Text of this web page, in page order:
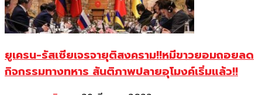
ยูเครน-รัสเซียเจรจายุติสงคราม!!หมีขาวยอมถอยลด
กิจกรรมทางทหาร สันติภาพปลายอุโมงค์เริ่มแล้ว!!